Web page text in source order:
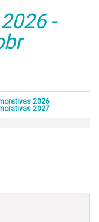
-
2026
2027